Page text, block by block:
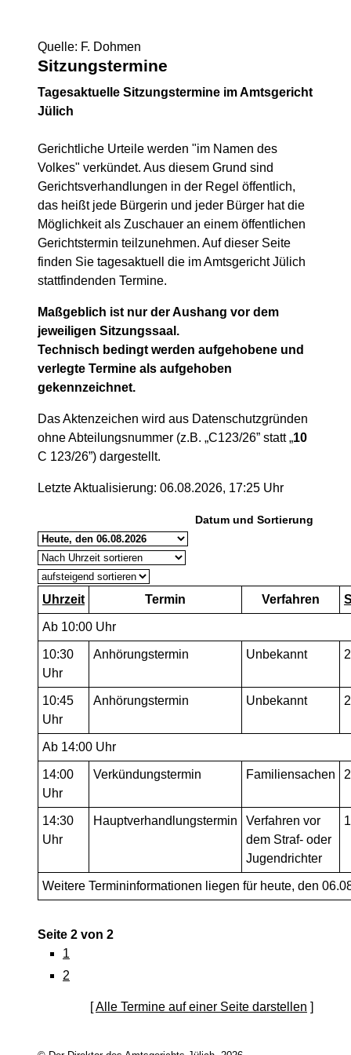
Quelle: F. Dohmen
Sitzungstermine
Tagesaktuelle Sitzungstermine im Amtsgericht
Jülich
Gerichtliche Urteile werden "im Namen des
Volkes" verkündet. Aus diesem Grund sind
Gerichtsverhandlungen in der Regel öffentlich,
das heißt jede Bürgerin und jeder Bürger hat die
Möglichkeit als Zuschauer an einem öffentlichen
Gerichtstermin teilzunehmen. Auf dieser Seite
finden Sie tagesaktuell die im Amtsgericht Jülich
stattfindenden Termine.
Maßgeblich ist nur der Aushang vor dem
jeweiligen Sitzungssaal.
Technisch bedingt werden aufgehobene und
verlegte Termine als aufgehoben
gekennzeichnet.
Das Aktenzeichen wird aus Datenschutzgründen
ohne Abteilungsnummer (z.B. „C123/26” statt „10
C 123/26”) dargestellt.
Letzte Aktualisierung: 06.08.2026, 17:25 Uhr
Datum und Sortierung
Uhrzeit Termin Verfahren
Ab 10:00 Uhr
10:30
Uhr
Anhörungstermin Unbekannt
10:45
Uhr
Anhörungstermin Unbekannt
Ab 14:00 Uhr
14:00
Uhr
Verkündungstermin Familiensachen
14:30
Uhr
Hauptverhandlungstermin
Verfahren vor
dem Straf- oder
Jugendrichter
Weitere Termininformationen liegen für heute, den
Seite 2 von 2
1
2
[Alle Termine auf einer Seite darstellen ]